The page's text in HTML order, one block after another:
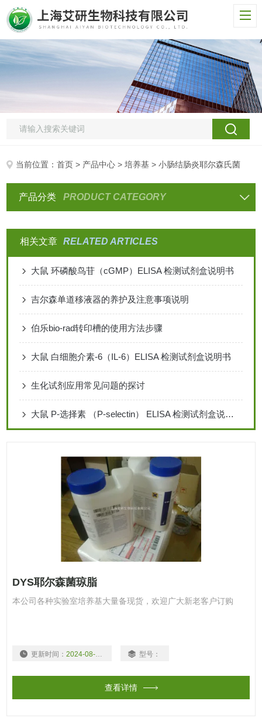
当前位置：首页 > 产品中心 >培养基 > 小肠结肠炎耶尔森氏菌
产品分类 PRODUCT CATEGORY
相关文章 RELATED ARTICLES
大鼠 环磷酸鸟苷（cGMP）ELISA 检测试剂盒说明书
吉尔森单道移液器的养护及注意事项说明
伯乐bio-rad转印槽的使用方法步骤
大鼠 白细胞介素-6（IL-6）ELISA 检测试剂盒说明书
生化试剂应用常见问题的探讨
大鼠 P-选择素 （P-selectin） ELISA 检测试剂盒说明书
DYS耶尔森菌琼脂
本公司各种实验室培养基大量备现货，欢迎广大新老客户订购
更新时间： 2024-08-08 型号：
查看详情